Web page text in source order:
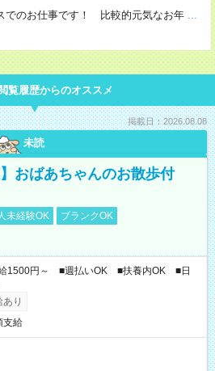
でのお仕事です！ 比較的元気なお年 ...
覧履歴からのオススメ
掲載日：2026.08.08
未読
おばあちゃんのお散歩付
未経験OK
ブランクOK
給1500円～ ■週払いOK ■扶養内OK ■日
り
支給